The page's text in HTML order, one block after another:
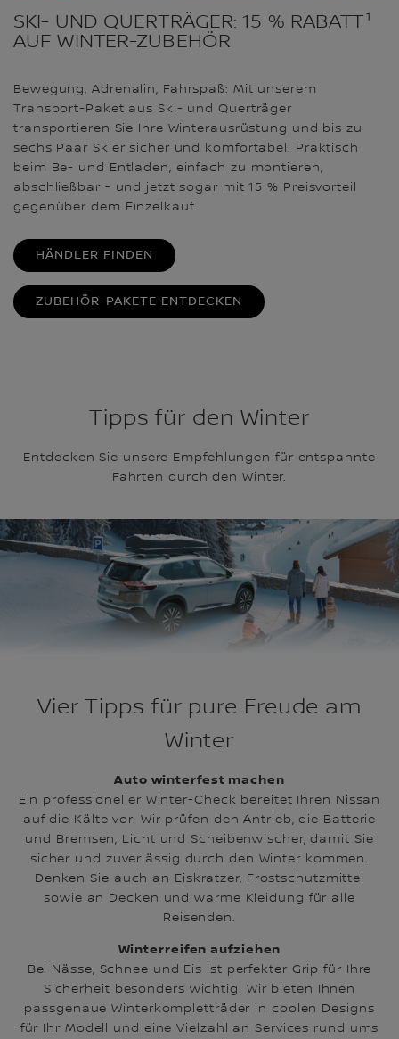
SKI- UND QUERTRÄGER: 15 % RABATT¹
AUF WINTER-ZUBEHÖR
Bewegung, Adrenalin, Fahrspaß: Mit unserem
Transport-Paket aus Ski- und Querträger
transportieren Sie Ihre Winterausrüstung und bis zu
sechs Paar Skier sicher und komfortabel. Praktisch
beim Be- und Entladen, einfach zu montieren,
abschließbar - und jetzt sogar mit 15 % Preisvorteil
gegenüber dem Einzelkauf.
HÄNDLER FINDEN
ZUBEHÖR-PAKETE ENTDECKEN
Tipps für den Winter
Entdecken Sie unsere Empfehlungen für entspannte
Fahrten durch den Winter.
Vier Tipps für pure Freude am
Winter
Auto winterfest machen
Ein professioneller Winter-Check bereitet Ihren Nissan
auf die Kälte vor. Wir prüfen den Antrieb, die Batterie
und Bremsen, Licht und Scheibenwischer, damit Sie
sicher und zuverlässig durch den Winter kommen.
Denken Sie auch an Eiskratzer, Frostschutzmittel
sowie an Decken und warme Kleidung für alle
Reisenden.
Winterreifen aufziehen
Bei Nässe, Schnee und Eis ist perfekter Grip für Ihre
Sicherheit besonders wichtig. Wir bieten Ihnen
passgenaue Winterkompletträder in coolen Designs
für Ihr Modell und eine Vielzahl an Services rund ums